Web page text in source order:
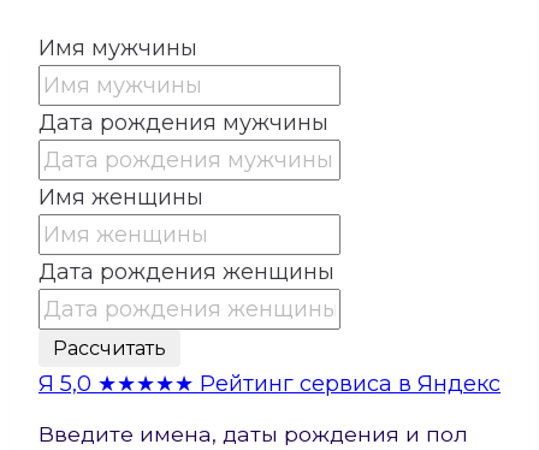
Имя мужчины
Дата рождения мужчины
Имя женщины
Дата рождения женщины
Рассчитать
Я 5,0 ★★★★★ Рейтинг сервиса в Яндекс
Введите имена, даты рождения и пол